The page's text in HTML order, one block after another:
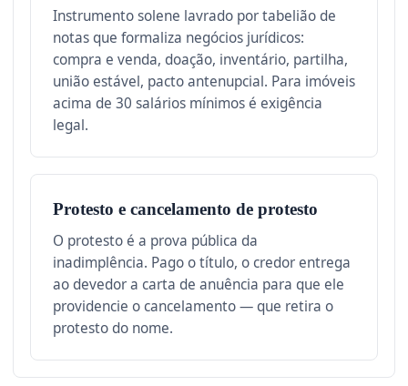
Instrumento solene lavrado por tabelião de
notas que formaliza negócios jurídicos:
compra e venda, doação, inventário, partilha,
união estável, pacto antenupcial. Para imóveis
acima de 30 salários mínimos é exigência
legal.
Protesto e cancelamento de protesto
O protesto é a prova pública da
inadimplência. Pago o título, o credor entrega
ao devedor a carta de anuência para que ele
providencie o cancelamento — que retira o
protesto do nome.